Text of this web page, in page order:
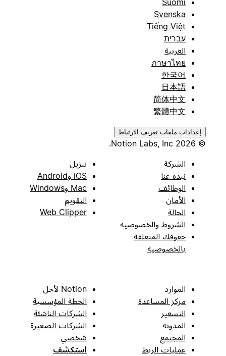
Svenska
Tiếng Việt
עברית
العربية
ภาษาไทย
한국어
日本語
简体中文
繁體中文
إعدادات ملفات تعريف الارتباط
الشركة
نبذة عنا
الوظائف
الأمان
الحالة
الشروط والخصوصية
حقوقك المتعلقة
بالخصوصية
تنزيل
iOS وAndroid
Mac وWindows
التقويم
Web Clipper
الموارد
مركز المساعدة
التسعير
المدونة
المجتمع
عمليات الربط
Notion لأجل
الخطة المؤسسية
الشركات الناشئة
الشركات الصغيرة
شخصي
استكشف